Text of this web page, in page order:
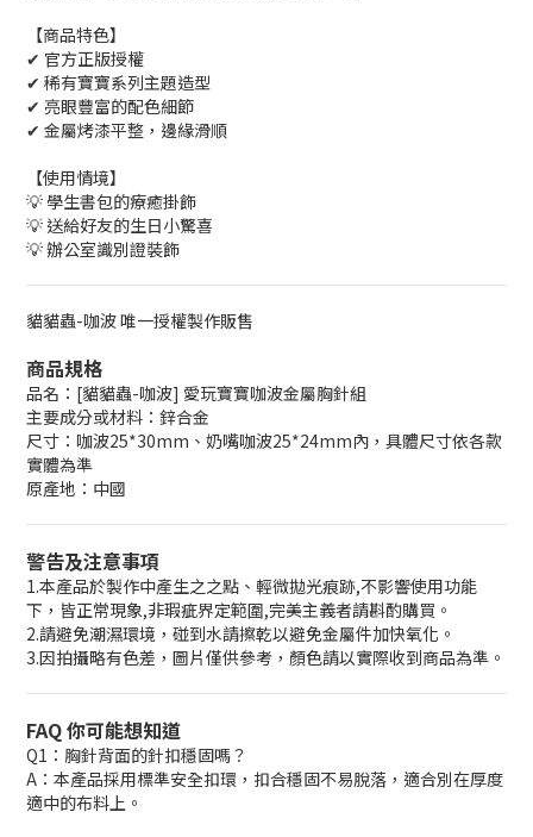
【商品特色】
✔ 官方正版授權
✔ 稀有寶寶系列主題造型
✔ 亮眼豐富的配色細節
✔ 金屬烤漆平整，邊緣滑順
【使用情境】
💡 學生書包的療癒掛飾
💡 送給好友的生日小驚喜
💡 辦公室識別證裝飾
貓貓蟲-咖波 唯一授權製作販售
商品規格
品名：[貓貓蟲-咖波] 愛玩寶寶咖波金屬胸針組
主要成分或材料：鋅合金
尺寸：咖波25*30mm、奶嘴咖波25*24mm內，具體尺寸依各款
實體為準
原產地：中國
警告及注意事項
1.本產品於製作中產生之之點、輕微拋光痕跡,不影響使用功能
下，皆正常現象,非瑕疵界定範圍,完美主義者請斟酌購買。
2.請避免潮濕環境，碰到水請擦乾以避免金屬件加快氧化。
3.因拍攝略有色差，圖片僅供參考，顏色請以實際收到商品為準。
FAQ 你可能想知道
Q1：胸針背面的針扣穩固嗎？
A：本產品採用標準安全扣環，扣合穩固不易脫落，適合別在厚度
適中的布料上。